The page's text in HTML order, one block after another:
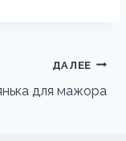
ДАЛЕЕ
для мажора